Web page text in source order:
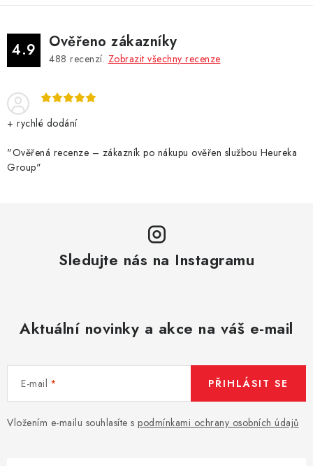
4.9 Ověřeno zákazníky
488 recenzí. Zobrazit všechny recenze
+ rychlé dodání
"Ověřená recenze – zákazník po nákupu ověřen službou Heureka
Group"
Sledujte nás na Instagramu
Aktuální novinky a akce na váš e-mail
E-mail
Vložením e-mailu souhlasíte s podmínkami ochrany osobních údajů
PŘIHLÁSIT SE